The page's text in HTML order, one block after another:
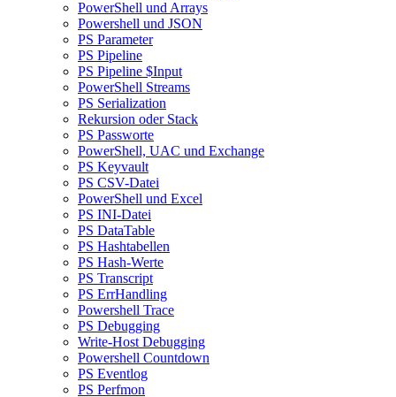
PowerShell und Arrays
Powershell und JSON
PS Parameter
PS Pipeline
PS Pipeline $Input
PowerShell Streams
PS Serialization
Rekursion oder Stack
PS Passworte
PowerShell, UAC und Exchange
PS Keyvault
PS CSV-Datei
PowerShell und Excel
PS INI-Datei
PS DataTable
PS Hashtabellen
PS Hash-Werte
PS Transcript
PS ErrHandling
Powershell Trace
PS Debugging
Write-Host Debugging
Powershell Countdown
PS Eventlog
PS Perfmon